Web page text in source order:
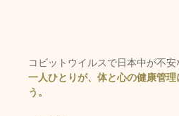
コビットウイルスで日本中が不
一人ひとりが、体と心の健康管
う。